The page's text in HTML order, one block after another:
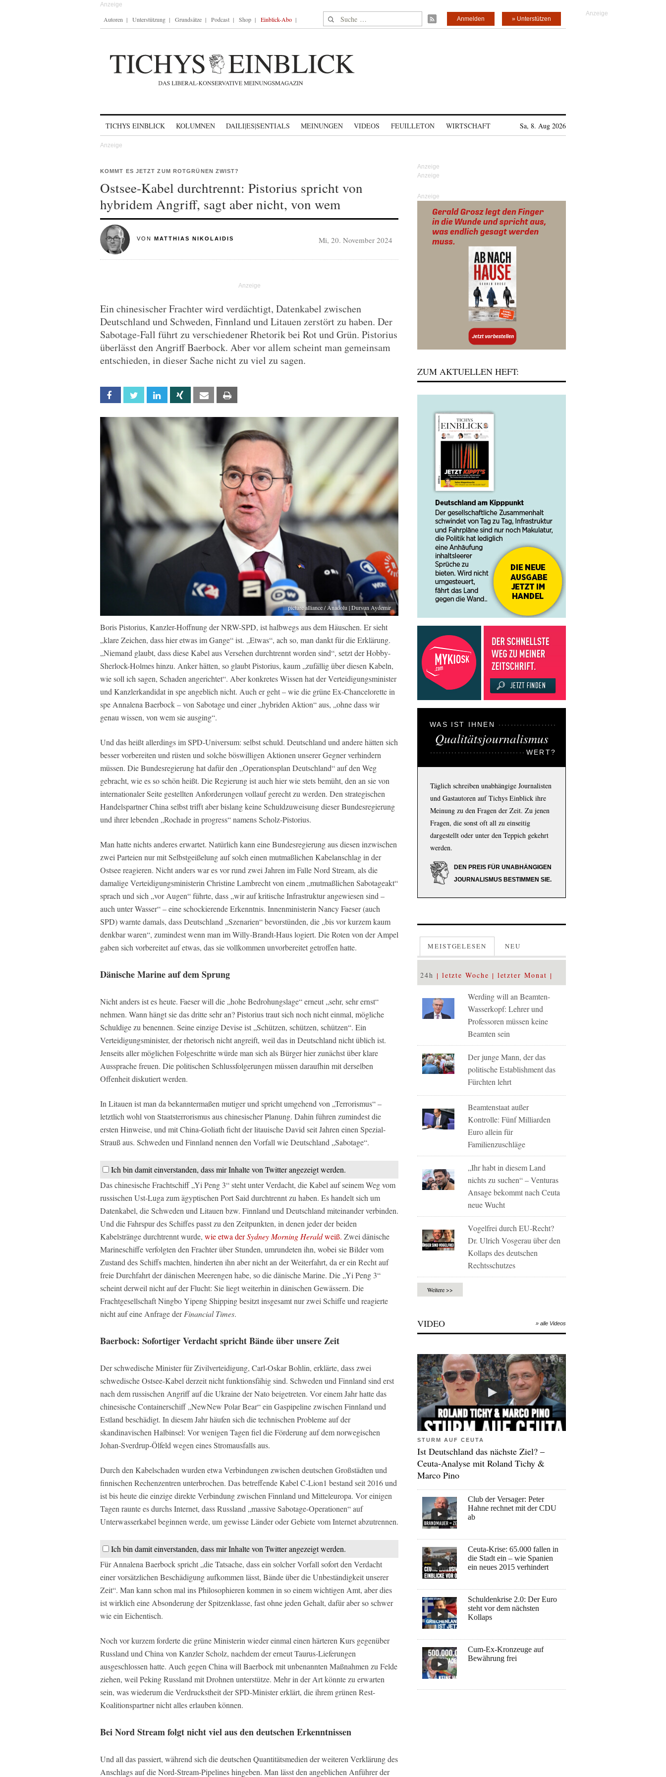
Autoren Unterstützung Grundsätze Podcast Shop Einblick-Abo Suche nach: » Unterstützen
Anmelden
TICHYS EINBLICK KOLUMNEN DAILI|ES|SENTIALS MEINUNGEN VIDEOS FEUILLETON WIRTSCHAFT Sa, 8. Aug 2026
KOMMT ES JETZT ZUM ROTGRÜNEN ZWIST?
Ostsee-Kabel durchtrennt: Pistorius spricht von
hybridem Angriff, sagt aber nicht, von wem
VON MATTHIAS NIKOLAIDIS Mi, 20. November 2024
Ein chinesischer Frachter wird verdächtigt, Datenkabel zwischen
Deutschland und Schweden, Finnland und Litauen zerstört zu haben. Der
Sabotage-Fall führt zu verschiedener Rhetorik bei Rot und Grün. Pistorius
überlässt den Angriff Baerbock. Aber vor allem scheint man gemeinsam
entschieden, in dieser Sache nicht zu viel zu sagen.
Facebook Twitter Linkedin Xing Email
picture alliance / Anadolu | Dursun Aydemir
Boris Pistorius, Kanzler-Hoffnung der NRW-SPD, ist halbwegs aus dem Häuschen. Er sieht
„klare Zeichen, dass hier etwas im Gange“ ist. „Etwas“, ach so, man dankt für die Erklärung.
„Niemand glaubt, dass diese Kabel aus Versehen durchtrennt worden sind“, setzt der Hobby-
Sherlock-Holmes hinzu. Anker hätten, so glaubt Pistorius, kaum „zufällig über diesen Kabeln,
wie soll ich sagen, Schaden angerichtet“. Aber konkretes Wissen hat der Verteidigungsminister
und Kanzlerkandidat in spe angeblich nicht. Auch er geht – wie die grüne Ex-Chancelorette in
spe Annalena Baerbock – von Sabotage und einer „hybriden Aktion“ aus, „ohne dass wir
genau wissen, von wem sie ausging“.
Und das heißt allerdings im SPD-Universum: selbst schuld. Deutschland und andere hätten sich
besser vorbereiten und rüsten und solche böswilligen Aktionen unserer Gegner verhindern
müssen. Die Bundesregierung hat dafür den „Operationsplan Deutschland“ auf den Weg
gebracht, wie es so schön heißt. Die Regierung ist auch hier wie stets bemüht, den an sie von
internationaler Seite gestellten Anforderungen vollauf gerecht zu werden. Den strategischen
Handelspartner China selbst trifft aber bislang keine Schuldzuweisung dieser Bundesregierung
und ihrer lebenden „Rochade in progress“ namens Scholz-Pistorius.
Man hatte nichts anderes erwartet. Natürlich kann eine Bundesregierung aus diesen inzwischen
zwei Parteien nur mit Selbstgeißelung auf solch einen mutmaßlichen Kabelanschlag in der
Ostsee reagieren. Nicht anders war es vor rund zwei Jahren im Falle Nord Stream, als die
damalige Verteidigungsministerin Christine Lambrecht von einem „mutmaßlichen Sabotageakt“
sprach und sich „vor Augen“ führte, dass „wir auf kritische Infrastruktur angewiesen sind –
auch unter Wasser“ – eine schockierende Erkenntnis. Innenministerin Nancy Faeser (auch
SPD) warnte damals, dass Deutschland „Szenarien“ bevorstünden, die „bis vor kurzem kaum
denkbar waren“, zumindest wenn man im Willy-Brandt-Haus logiert. Die Roten von der Ampel
gaben sich vorbereitet auf etwas, das sie vollkommen unvorbereitet getroffen hatte.
Dänische Marine auf dem Sprung
Nicht anders ist es heute. Faeser will die „hohe Bedrohungslage“ erneut „sehr, sehr ernst“
nehmen. Wann hängt sie das dritte sehr an? Pistorius traut sich noch nicht einmal, mögliche
Schuldige zu benennen. Seine einzige Devise ist „Schützen, schützen, schützen“. Ein
Verteidigungsminister, der rhetorisch nicht angreift, weil das in Deutschland nicht üblich ist.
Jenseits aller möglichen Folgeschritte würde man sich als Bürger hier zunächst über klare
Aussprache freuen. Die politischen Schlussfolgerungen müssen daraufhin mit derselben
Offenheit diskutiert werden.
In Litauen ist man da bekanntermaßen mutiger und spricht umgehend von „Terrorismus“ –
letztlich wohl von Staatsterrorismus aus chinesischer Planung. Dahin führen zumindest die
ersten Hinweise, und mit China-Goliath ficht der litauische David seit Jahren einen Spezial-
Strauß aus. Schweden und Finnland nennen den Vorfall wie Deutschland „Sabotage“.
Ich bin damit einverstanden, dass mir Inhalte von Twitter angezeigt werden.
Das chinesische Frachtschiff „Yi Peng 3“ steht unter Verdacht, die Kabel auf seinem Weg vom
russischen Ust-Luga zum ägyptischen Port Said durchtrennt zu haben. Es handelt sich um
Datenkabel, die Schweden und Litauen bzw. Finnland und Deutschland miteinander verbinden.
Und die Fahrspur des Schiffes passt zu den Zeitpunkten, in denen jeder der beiden
Kabelstränge durchtrennt wurde, wie etwa derSydney Morning Heraldweiß. Zwei dänische
Marineschiffe verfolgten den Frachter über Stunden, umrundeten ihn, wobei sie Bilder vom
Zustand des Schiffs machten, hinderten ihn aber nicht an der Weiterfahrt, da er ein Recht auf
freie Durchfahrt der dänischen Meerengen habe, so die dänische Marine. Die „Yi Peng 3“
scheint derweil nicht auf der Flucht: Sie liegt weiterhin in dänischen Gewässern. Die
Frachtgesellschaft Ningbo Yipeng Shipping besitzt insgesamt nur zwei Schiffe und reagierte
nicht auf eine Anfrage derFinancial Times.
Baerbock: Sofortiger Verdacht spricht Bände über unsere Zeit
Der schwedische Minister für Zivilverteidigung, Carl-Oskar Bohlin, erklärte, dass zwei
schwedische Ostsee-Kabel derzeit nicht funktionsfähig sind. Schweden und Finnland sind erst
nach dem russischen Angriff auf die Ukraine der Nato beigetreten. Vor einem Jahr hatte das
chinesische Containerschiff „NewNew Polar Bear“ ein Gaspipeline zwischen Finnland und
Estland beschädigt. In diesem Jahr häufen sich die technischen Probleme auf der
skandinavischen Halbinsel: Vor wenigen Tagen fiel die Förderung auf dem norwegischen
Johan-Sverdrup-Ölfeld wegen eines Stromausfalls aus.
Durch den Kabelschaden wurden etwa Verbindungen zwischen deutschen Großstädten und
finnischen Rechenzentren unterbrochen. Das betreffende Kabel C-Lion1 bestand seit 2016 und
ist bis heute die einzige direkte Verbindung zwischen Finnland und Mitteleuropa. Vor einigen
Tagen raunte es durchs Internet, dass Russland „massive Sabotage-Operationen“ auf
Unterwasserkabel beginnen werde, um gewisse Länder oder Gebiete vom Internet abzutrennen.
Ich bin damit einverstanden, dass mir Inhalte von Twitter angezeigt werden.
Für Annalena Baerbock spricht „die Tatsache, dass ein solcher Vorfall sofort den Verdacht
einer vorsätzlichen Beschädigung aufkommen lässt, Bände über die Unbeständigkeit unserer
Zeit“. Man kann schon mal ins Philosophieren kommen in so einem wichtigen Amt, aber dies
ist wirklich eine Absonderung der Spitzenklasse, fast ohne jeden Gehalt, dafür aber so schwer
wie ein Eichentisch.
Noch vor kurzem forderte die grüne Ministerin wieder einmal einen härteren Kurs gegenüber
Russland und China von Kanzler Scholz, nachdem der erneut Taurus-Lieferungen
ausgeschlossen hatte. Auch gegen China will Baerbock mit unbenannten Maßnahmen zu Felde
ziehen, weil Peking Russland mit Drohnen unterstütze. Mehr in der Art könnte zu erwarten
sein, was wiederum die Verdruckstheit der SPD-Minister erklärt, die ihrem grünen Rest-
Koalitionspartner nicht alles erlauben können.
Bei Nord Stream folgt nicht viel aus den deutschen Erkenntnissen
Und all das passiert, während sich die deutschen Quantitätsmedien der weiteren Verklärung des
Anschlags auf die Nord-Stream-Pipelines hingeben. Man lässt den angeblichen Anführer der
Anzeige
ZUM AKTUELLEN HEFT:
WAS IST IHNEN
Qualitätsjournalismus
WERT?
Täglich schreiben unabhängige Journalisten
und Gastautoren auf Tichys Einblick ihre
Meinung zu den Fragen der Zeit. Zu jenen
Fragen, die sonst oft all zu einseitig
dargestellt oder unter den Teppich gekehrt
werden.
DEN PREIS FÜR UNABHÄNGIGEN
JOURNALISMUS BESTIMMEN SIE.
MEISTGELESEN NEU
24h letzte Woche letzter Monat
Werding will an Beamten-
Wasserkopf: Lehrer und
Professoren müssen keine
Beamten sein
Der junge Mann, der das
politische Establishment das
Fürchten lehrt
Beamtenstaat außer
Kontrolle: Fünf Milliarden
Euro allein für
Familienzuschläge
„Ihr habt in diesem Land
nichts zu suchen“ – Venturas
Ansage bekommt nach Ceuta
neue Wucht
Vogelfrei durch EU-Recht?
Dr. Ulrich Vosgerau über den
Kollaps des deutschen
Rechtsschutzes
Weitere >>
VIDEO » alle Videos
STURM AUF CEUTA
Ist Deutschland das nächste Ziel? –
Ceuta-Analyse mit Roland Tichy &
Marco Pino
Club der Versager: Peter
Hahne rechnet mit der CDU
ab
Ceuta-Krise: 65.000 fallen in
die Stadt ein – wie Spanien
ein neues 2015 verhindert
Schuldenkrise 2.0: Der Euro
steht vor dem nächsten
Kollaps
Cum-Ex-Kronzeuge auf
Bewährung frei